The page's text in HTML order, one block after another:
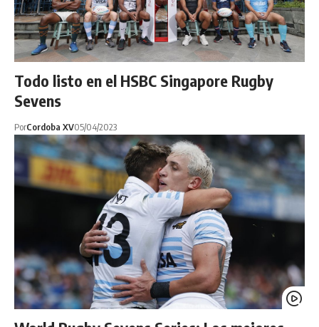
Todo listo en el HSBC Singapore Rugby
Sevens
PorCordoba XV05/04/2023